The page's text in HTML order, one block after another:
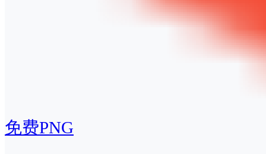
免费PNG